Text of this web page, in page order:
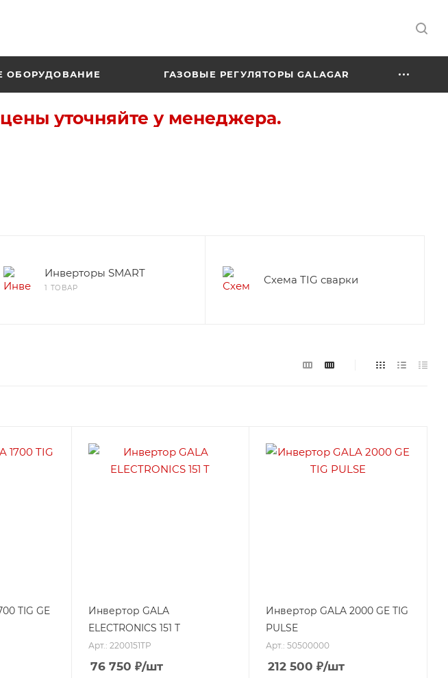
ОБОРУДОВАНИЕ ГАЗОВЫЕ РЕГУЛЯТОРЫ GALAGAR
уточняйте у менеджера.
Инверторы SMART
1 ТОВАР
Схема TIG сварки
TIG GE
Инвертор GALA
ELECTRONICS 151 T
Арт.: 2200151TP
76 750 ₽/шт
Инвертор GALA 2000 GE TIG
PULSE
Арт.: 50500000
212 500 ₽/шт